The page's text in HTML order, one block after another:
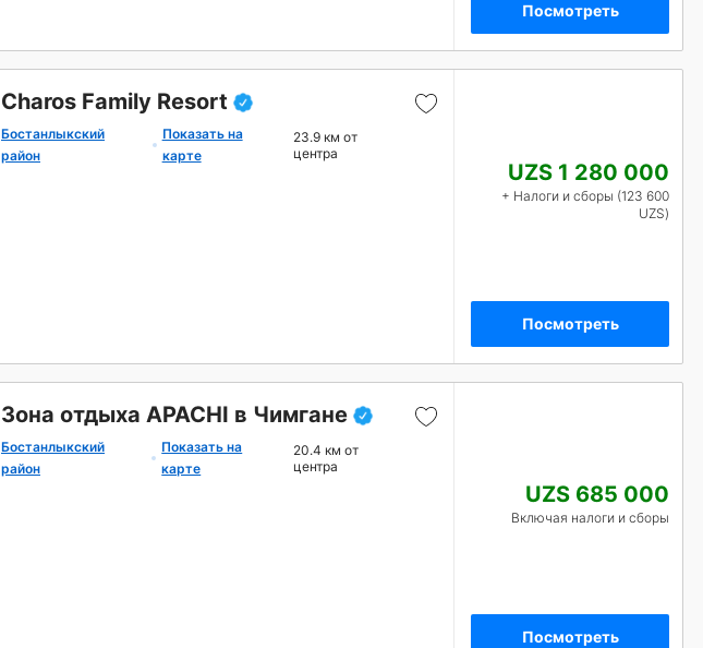
Посмотреть
Charos Family Resort
Бостанлыкский
район
Показать на
карте
23.9 км от
центра
UZS 1 280 000
+ Налоги и сборы (123 600
UZS)
Посмотреть
Зона отдыха APACHI в Чимгане
Бостанлыкский
район
Показать на
карте
20.4 км от
центра
UZS 685 000
Включая налоги и сборы
Посмотреть